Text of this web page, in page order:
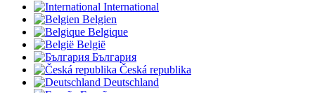
International
Belgien
Belgique
België
България
Česká republika
Deutschland